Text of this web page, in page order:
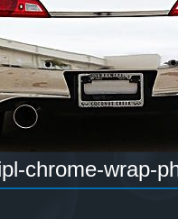
chrome-wrap-